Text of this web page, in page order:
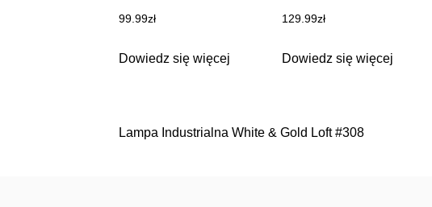
99.99zł
Dowiedz się więcej
129.99zł
Dowiedz się więcej
Nawigacja
Lampa Industrialna White & Gold Loft #308